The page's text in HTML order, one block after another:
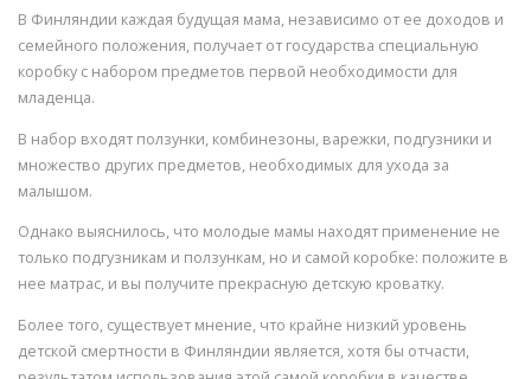
В Финляндии каждая будущая мама, независимо от ее доходов и
семейного положения, получает от государства специальную
коробку с набором предметов первой необходимости для
младенца.
В набор входят ползунки, комбинезоны, варежки, подгузники и
множество других предметов, необходимых для ухода за
малышом.
Однако выяснилось, что молодые мамы находят применение не
только подгузникам и ползункам, но и самой коробке: положите в
нее матрас, и вы получите прекрасную детскую кроватку.
Более того, существует мнение, что крайне низкий уровень
детской смертности в Финляндии является, хотя бы отчасти,